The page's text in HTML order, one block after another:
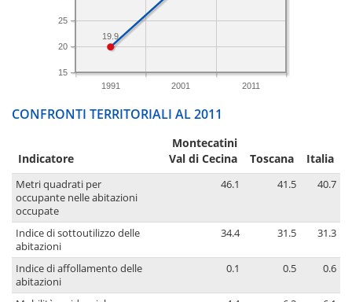
1991 2001 2011
15
20
25
19.9
CONFRONTI TERRITORIALI AL 2011
Indicatore
Montecatini
Val di Cecina
Toscana Italia
Metri quadrati per
occupante nelle abitazioni
occupate
46.1 41.5 40.7
Indice di sottoutilizzo delle
abitazioni
34.4 31.5 31.3
Indice di affollamento delle
abitazioni
0.1 0.5 0.6